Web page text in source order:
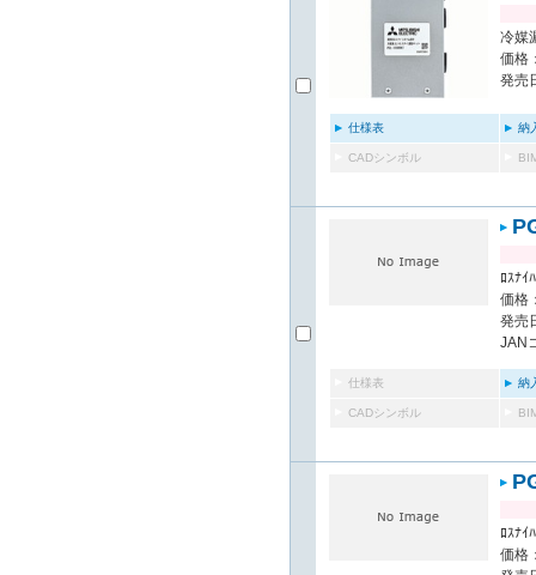
冷媒
価格
発売
仕様表 納
CADシンボル
ﾛｽﾅｲ
価格
発売
JAN
仕様表 納
CADシンボル
ﾛｽﾅｲ
価格